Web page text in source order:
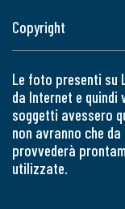
Copyright
Le foto presenti su
da Internet e
soggetti avessero
non avranno che
provvederà
utilizzate.